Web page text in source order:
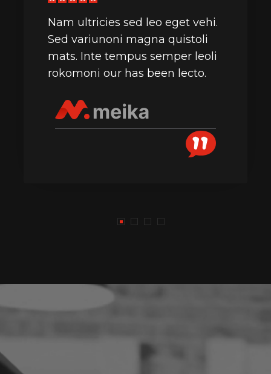
Nam ultricies sed leo eget vehi.
Sed variunoni magna quistoli
mats. Inte tempus semper leoli
rokomoni our has been lecto.